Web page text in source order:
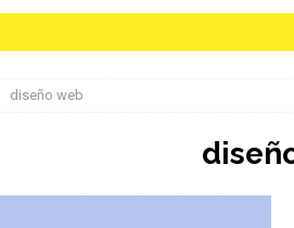
diseño web